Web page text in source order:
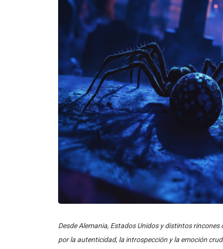
Desde Alemania, Estados Unidos y distintos
por la autenticidad, la introspección y la emoción